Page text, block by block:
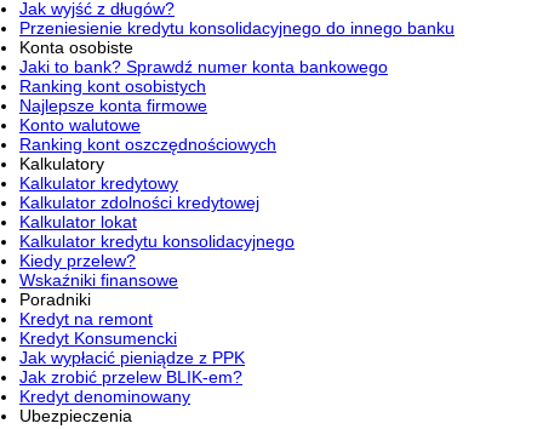
Jak wyjść z długów?
Przeniesienie kredytu konsolidacyjnego do innego banku
Konta osobiste
Jaki to bank? Sprawdź numer konta bankowego
Ranking kont osobistych
Najlepsze konta firmowe
Konto walutowe
Ranking kont oszczędnościowych
Kalkulatory
Kalkulator kredytowy
Kalkulator zdolności kredytowej
Kalkulator lokat
Kalkulator kredytu konsolidacyjnego
Kiedy przelew?
Wskaźniki finansowe
Poradniki
Kredyt na remont
Kredyt Konsumencki
Jak wypłacić pieniądze z PPK
Jak zrobić przelew BLIK-em?
Kredyt denominowany
Ubezpieczenia